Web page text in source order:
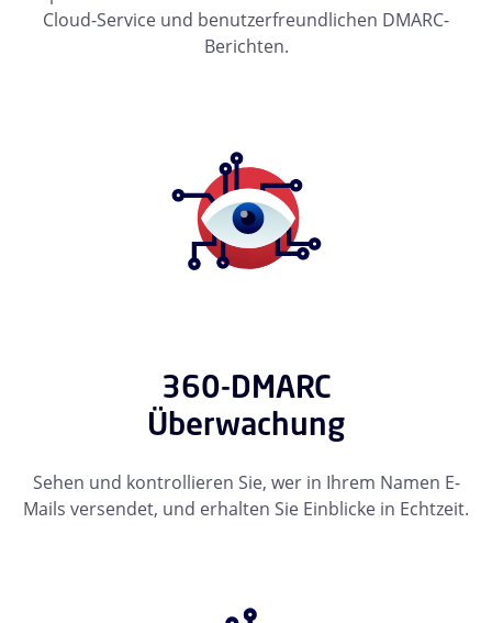
Cloud-Service und benutzerfreundlichen DMARC-
Berichten.
360-DMARC
Überwachung
Sehen und kontrollieren Sie, wer in Ihrem Namen E-
Mails versendet, und erhalten Sie Einblicke in Echtzeit.